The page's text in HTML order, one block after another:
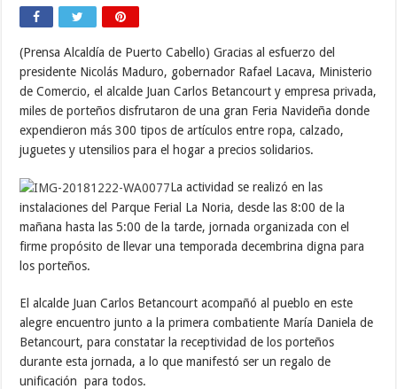
(Prensa Alcaldía de Puerto Cabello) Gracias al esfuerzo del
presidente Nicolás Maduro, gobernador Rafael Lacava, Ministerio
de Comercio, el alcalde Juan Carlos Betancourt y empresa privada,
miles de porteños disfrutaron de una gran Feria Navideña donde
expendieron más 300 tipos de artículos entre ropa, calzado,
juguetes y utensilios para el hogar a precios solidarios.
La actividad se realizó en las
instalaciones del Parque Ferial La Noria, desde las 8:00 de la
mañana hasta las 5:00 de la tarde, jornada organizada con el
firme propósito de llevar una temporada decembrina digna para
los porteños.
El alcalde Juan Carlos Betancourt acompañó al pueblo en este
alegre encuentro junto a la primera combatiente María Daniela de
Betancourt, para constatar la receptividad de los porteños
durante esta jornada, a lo que manifestó ser un regalo de
unificación para todos.